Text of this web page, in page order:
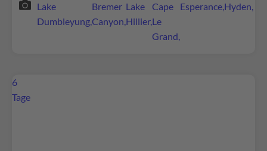
Lake
Dumbleyung,
Bremer
Canyon,
Lake
Hillier,
Cape
Le
Grand,
Esperance,Hyden,
6
Tage